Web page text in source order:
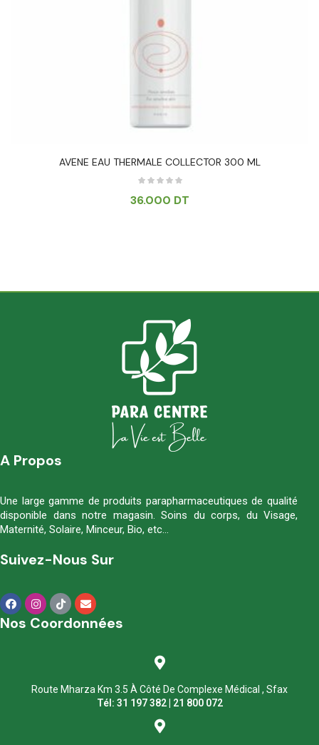
AVENE EAU THERMALE COLLECTOR 300 ML
36.000 DT
A Propos
Une large gamme de produits parapharmaceutiques de qualité
disponible dans notre magasin. Soins du corps, du Visage,
Maternité, Solaire, Minceur, Bio, etc…
Suivez-Nous Sur
Nos Coordonnées
Route Mharza Km 3.5 À Côté De Complexe Médical , Sfax
Tél: 31 197 382 | 21 800 072